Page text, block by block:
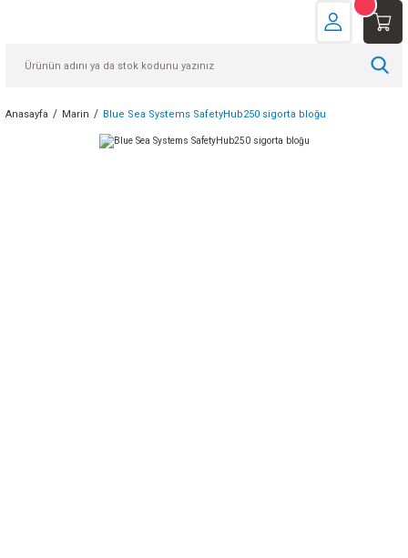
Anasayfa Marin Blue Sea Systems SafetyHub250 sigorta bloğu